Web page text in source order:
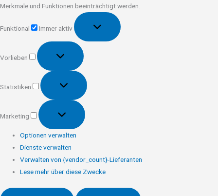
Merkmale und Funktionen beeinträchtigt werden.
Funktional
Immer aktiv
Vorlieben
Vorlieben
Statistiken
Statistiken
Marketing
Marketing
Optionen verwalten
Dienste verwalten
Verwalten von {vendor_count}-Lieferanten
Lese mehr über diese Zwecke